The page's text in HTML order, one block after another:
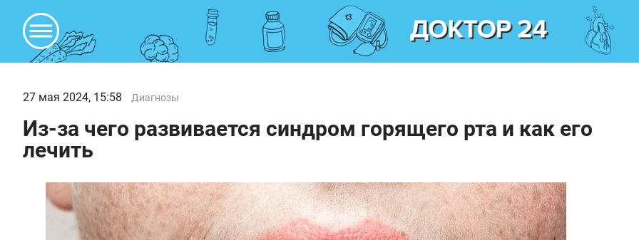
27 мая 2024, 15:58 Диагнозы
Из-за чего развивается синдром горящего рта и как его
лечить